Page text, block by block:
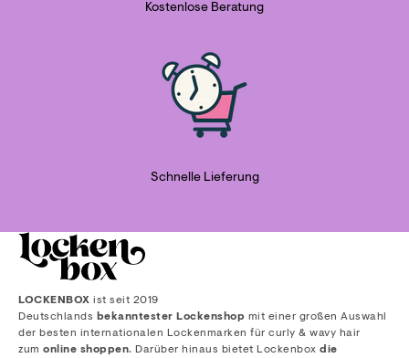
Kostenlose Beratung
Schnelle Lieferung
LOCKENBOX ist seit 2019
Deutschlands bekanntester Lockenshop mit einer großen Auswahl
der besten internationalen Lockenmarken für curly & wavy hair
zum online shoppen. Darüber hinaus bietet Lockenbox die